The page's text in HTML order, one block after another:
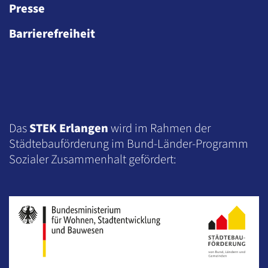
Presse
Barrierefreiheit
DasSTEK Erlangenwird im Rahmen der
Städtebauförderung im Bund-Länder-Programm
Sozialer Zusammenhalt gefördert: